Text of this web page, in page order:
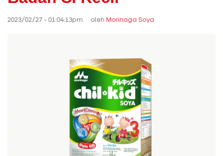
2023/02/27 - 01:04:13pm oleh Morinaga Soya